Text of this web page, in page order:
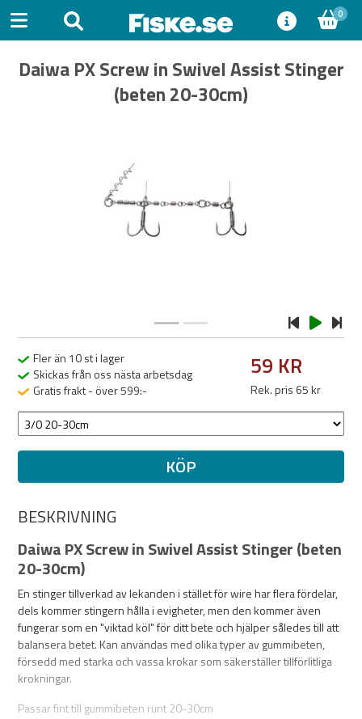
0
Daiwa PX Screw in Swivel Assist Stinger
(beten 20-30cm)
Fler än 10 st i lager
Skickas från oss nästa arbetsdag
Gratis frakt - över 599:-
59 KR
Rek. pris 65 kr
KÖP
BESKRIVNING
Daiwa PX Screw in Swivel Assist Stinger (beten
20-30cm)
En stinger tillverkad av lekanden i stället för wire har flera fördelar,
dels kommer stingern hålla i evigheter, men den kommer även
fungerar som en "viktad köl" för ditt bete och hjälper således till att
balansera betet. Kan användas med olika typer av gummibeten,
försedd med starka och vassa krokar som säkerställer tillförlitliga
krokningar.
Passar fint till gummibeten runt 20-30cm